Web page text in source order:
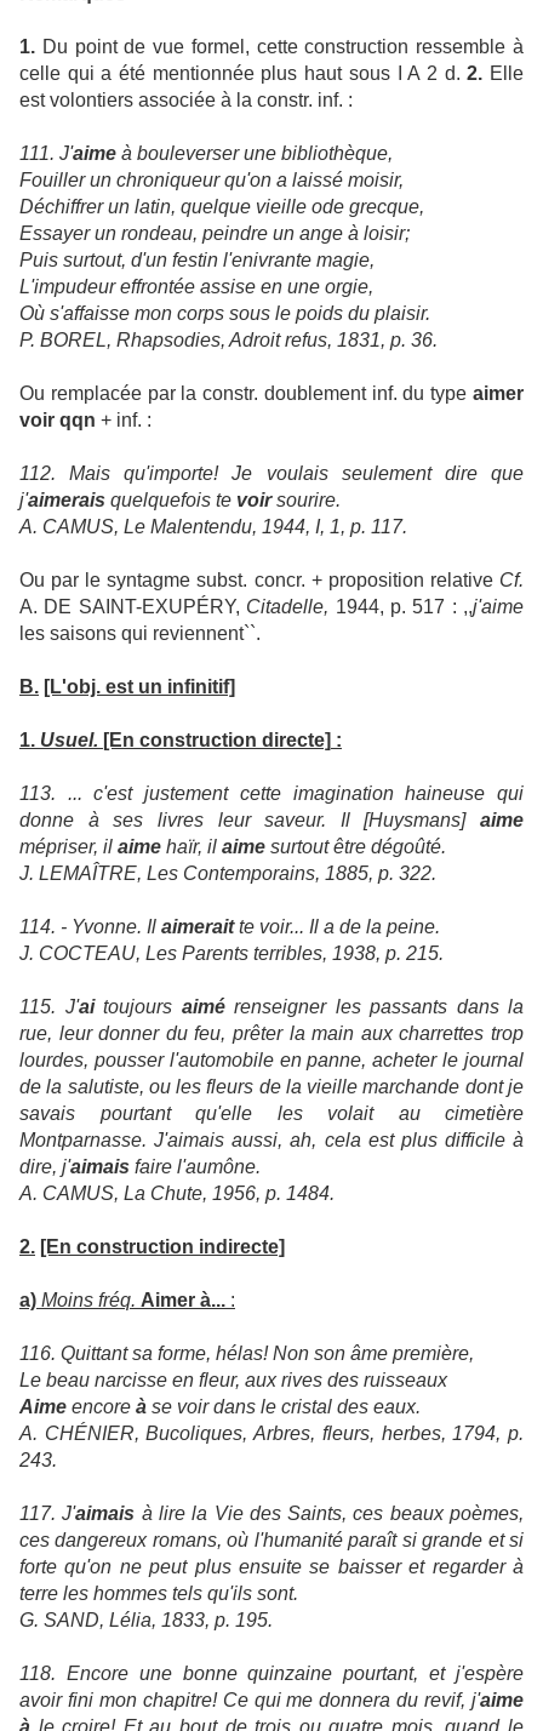
1. Du point de vue formel, cette construction ressemble à
celle qui a été mentionnée plus haut sous I A 2 d.2. Elle
est volontiers associée à la constr. inf. :
111. J'aime à bouleverser une bibliothèque,
Fouiller un chroniqueur qu'on a laissé moisir,
Déchiffrer un latin, quelque vieille ode grecque,
Essayer un rondeau, peindre un ange à loisir;
Puis surtout, d'un festin l'enivrante magie,
L'impudeur effrontée assise en une orgie,
Où s'affaisse mon corps sous le poids du plaisir.
P. BOREL, Rhapsodies, Adroit refus, 1831, p. 36.
Ou remplacée par la constr. doublement inf. du type aimer
voir qqn + inf. :
112. Mais qu'importe! Je voulais seulement dire que
j'aimerais quelquefois te voirsourire.
A. CAMUS, Le Malentendu, 1944, I, 1, p. 117.
Ou par le syntagme subst. concr. + proposition relative Cf.
A. DE SAINT-EXUPÉRY, Citadelle, 1944, p. 517 : ,,j'aime
les saisons qui reviennent``.
B. [L'obj. est un infinitif]
1. Usuel. [En construction directe] :
113. ... c'est justement cette imagination haineuse qui
donne à ses livres leur saveur. Il [Huysmans] aime
mépriser, il aime haïr, il aime surtout être dégoûté.
J. LEMAÎTRE, Les Contemporains, 1885, p. 322.
114. - Yvonne. Il aimeraitte voir... Il a de la peine.
J. COCTEAU, Les Parents terribles, 1938, p. 215.
115. J'aitoujours aimérenseigner les passants dans la
rue, leur donner du feu, prêter la main aux charrettes trop
lourdes, pousser l'automobile en panne, acheter le journal
de la salutiste, ou les fleurs de la vieille marchande dont je
savais pourtant qu'elle les volait au cimetière
Montparnasse. J'aimais aussi, ah, cela est plus difficile à
dire, j'aimais faire l'aumône.
A. CAMUS, La Chute, 1956, p. 1484.
2. [En construction indirecte]
a) Moins fréq. Aimer à... :
116. Quittant sa forme, hélas! Non son âme première,
Le beau narcisse en fleur, aux rives des ruisseaux
Aime encore à se voir dans le cristal des eaux.
A. CHÉNIER, Bucoliques, Arbres, fleurs, herbes, 1794, p.
243.
117. J'aimais à lire la Vie des Saints, ces beaux poèmes,
ces dangereux romans, où l'humanité paraît si grande et si
forte qu'on ne peut plus ensuite se baisser et regarder à
terre les hommes tels qu'ils sont.
G. SAND, Lélia, 1833, p. 195.
118. Encore une bonne quinzaine pourtant, et j'espère
avoir fini mon chapitre! Ce qui me donnera du revif, j'aime
à le croire! Et au bout de trois ou quatre mois, quand le